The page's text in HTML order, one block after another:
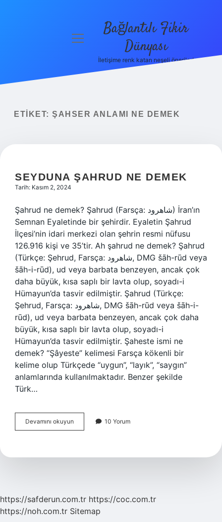
menüyü
Bağlantılı Fikir
Dünyası
İletişime renk katan neşeli öneriler!
ETIKET: ŞAHSER ANLAMI NE DEMEK
SEYDUNA ŞAHRUD NE DEMEK
Tarih: Kasım 2, 2024
Şahrud ne demek? Şahrud (Farsça: شاهرود‎) İran’ın
Semnan Eyaletinde bir şehirdir. Eyaletin Şahrud
İlçesi’nin idari merkezi olan şehrin resmi nüfusu
126.916 kişi ve 35’tir. Ah şahrud ne demek? Şahrud
(Türkçe: Şehrud, Farsça: شاهرود, DMG šāh-rūd veya
šāh-i-rūd), ud veya barbata benzeyen, ancak çok
daha büyük, kısa saplı bir lavta olup, soyadı-i
Hümayun’da tasvir edilmiştir. Şahrud (Türkçe:
Şehrud, Farsça: شاهرود, DMG šāh-rūd veya šāh-i-
rūd), ud veya barbata benzeyen, ancak çok daha
büyük, kısa saplı bir lavta olup, soyadı-i
Hümayun’da tasvir edilmiştir. Şaheste ismi ne
demek? “Şâyeste” kelimesi Farsça kökenli bir
kelime olup Türkçede “uygun”, “layık”, “saygın”
anlamlarında kullanılmaktadır. Benzer şekilde
Türk…
Devamını okuyun Seyduna
Şahrud
10 Yorum
https://safderun.com.tr https://coc.com.tr
https://noh.com.tr Sitemap